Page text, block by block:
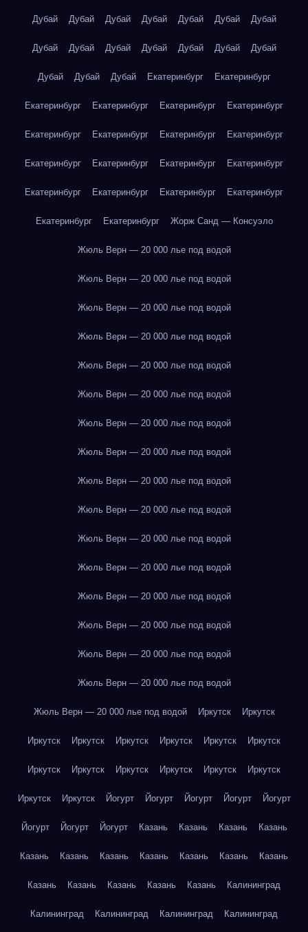
Дубай Дубай Дубай Дубай Дубай Дубай Дубай
Дубай Дубай Дубай Дубай Дубай Дубай Дубай
Дубай Дубай Дубай Екатеринбург Екатеринбург
Екатеринбург Екатеринбург Екатеринбург Екатеринбург
Екатеринбург Екатеринбург Екатеринбург Екатеринбург
Екатеринбург Екатеринбург Екатеринбург Екатеринбург
Екатеринбург Екатеринбург Екатеринбург Екатеринбург
Екатеринбург Екатеринбург Жорж Санд — Консуэло
Жюль Верн — 20 000 лье под водой
Жюль Верн — 20 000 лье под водой
Жюль Верн — 20 000 лье под водой
Жюль Верн — 20 000 лье под водой
Жюль Верн — 20 000 лье под водой
Жюль Верн — 20 000 лье под водой
Жюль Верн — 20 000 лье под водой
Жюль Верн — 20 000 лье под водой
Жюль Верн — 20 000 лье под водой
Жюль Верн — 20 000 лье под водой
Жюль Верн — 20 000 лье под водой
Жюль Верн — 20 000 лье под водой
Жюль Верн — 20 000 лье под водой
Жюль Верн — 20 000 лье под водой
Жюль Верн — 20 000 лье под водой
Жюль Верн — 20 000 лье под водой
Жюль Верн — 20 000 лье под водой Иркутск Иркутск
Иркутск Иркутск Иркутск Иркутск Иркутск Иркутск
Иркутск Иркутск Иркутск Иркутск Иркутск Иркутск
Иркутск Иркутск Йогурт Йогурт Йогурт Йогурт Йогурт
Йогурт Йогурт Йогурт Казань Казань Казань Казань
Казань Казань Казань Казань Казань Казань Казань
Казань Казань Казань Казань Казань Калининград
Калининград Калининград Калининград Калининград